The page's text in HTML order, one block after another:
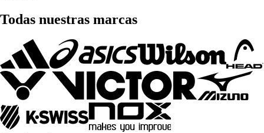
Todas nuestras marcas